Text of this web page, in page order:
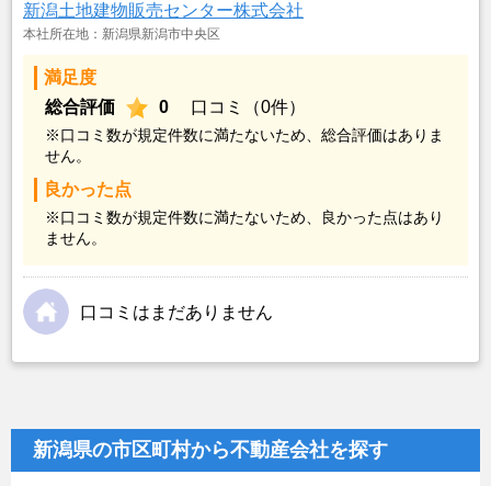
新潟土地建物販売センター株式会社
本社所在地：新潟県新潟市中央区
満足度
総合評価
0 口コミ（0件）
※口コミ数が規定件数に満たないため、総合評価はありま
せん。
良かった点
※口コミ数が規定件数に満たないため、良かった点はあり
ません。
口コミはまだありません
新潟県の市区町村から不動産会社を探す